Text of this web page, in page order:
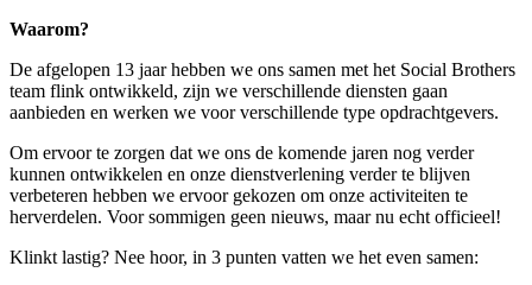
Waarom?
De afgelopen 13 jaar hebben we ons samen met het Social Brothers
team flink ontwikkeld, zijn we verschillende diensten gaan
aanbieden en werken we voor verschillende type opdrachtgevers.
Om ervoor te zorgen dat we ons de komende jaren nog verder
kunnen ontwikkelen en onze dienstverlening verder te blijven
verbeteren hebben we ervoor gekozen om onze activiteiten te
herverdelen. Voor sommigen geen nieuws, maar nu echt officieel!
Klinkt lastig? Nee hoor, in 3 punten vatten we het even samen: